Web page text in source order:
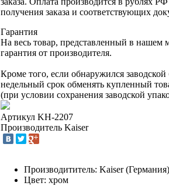
получения заказа и соответствующих
Гарантия
На весь товар, представленный в нашем
гарантия от производителя.
Кроме того, если обнаружился
недельный срок обменять купленный
(при условии сохранения заводской
Артикул KH-2207
Производитель Kaiser
Производититель: Kaiser (Германия)
Цвет: хром